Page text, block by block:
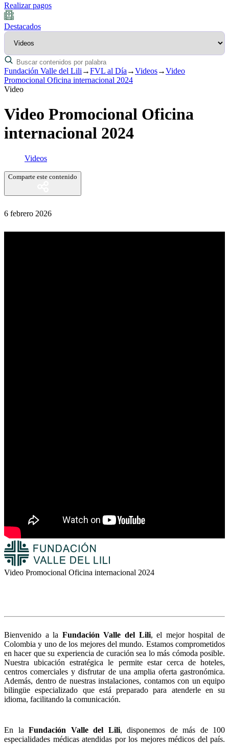
Realizar pagos
Destacados
Fundación Valle del Lili →FVL al Día →Videos→Video
Promocional Oficina internacional 2024
Video
Video Promocional Oficina
internacional 2024
Videos
Comparte este contenido
6 febrero 2026
Video Promocional Oficina internacional 2024
Bienvenido a la Fundación Valle del Lili, el mejor hospital de
Colombia y uno de los mejores del mundo. Estamos comprometidos
en hacer que su experiencia de curación sea lo más cómoda posible.
Nuestra ubicación estratégica le permite estar cerca de hoteles,
centros comerciales y disfrutar de una amplia oferta gastronómica.
Además, dentro de nuestras instalaciones, contamos con un equipo
bilingüe especializado que está preparado para atenderle en su
idioma, facilitando la comunicación.
En la Fundación Valle del Lili, disponemos de más de 100
especialidades médicas atendidas por los mejores médicos del país.